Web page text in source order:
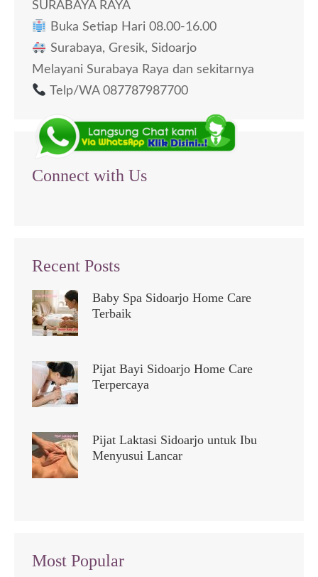
SURABAYA RAYA
Buka Setiap Hari 08.00-16.00
Surabaya, Gresik, Sidoarjo
Melayani Surabaya Raya dan sekitarnya
Telp/WA 087787987700
Connect with Us
Recent Posts
Baby Spa Sidoarjo Home Care
Terbaik
Pijat Bayi Sidoarjo Home Care
Terpercaya
Pijat Laktasi Sidoarjo untuk Ibu
Menyusui Lancar
Most Popular